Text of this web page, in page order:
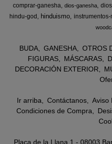
comprar-ganesha dios-ganesha
hindu-god
hinduismo
BUDA GANESHA OTROS
FIGURAS
MÁSCARAS
DECORACIÓN EXTERIOR
Ir arriba Contáctanos Aviso
Condiciones de Compra
Plaça de la Llana 1 - 08003